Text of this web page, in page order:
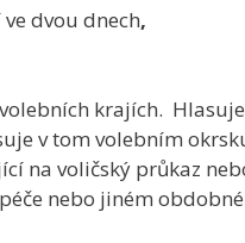
dvou dnech,
krajích.
v tom volebním
na voličský průkaz
nebo jiném